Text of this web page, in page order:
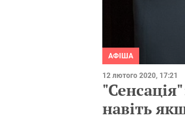
АФІША
12 лютого 2020, 17:21
навіть